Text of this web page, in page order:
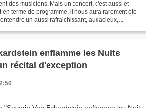
des musiciens. Mais un concert, c'est aussi et
en terme de programme, il nous aura rarement été
un aussi rafraichissant, audacieux,
enflamme les Nuits
récital d'exception